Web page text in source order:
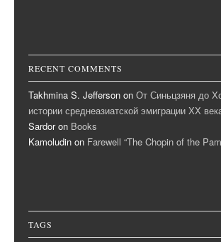
RECENT COMMENTS
Takhmina S. Jefferson on От Синьцзяня до
истории среднеазиатской эмиграции ХХ
Sardoron Books
Kamoludin on Farewell “The Chopin of the
TAGS